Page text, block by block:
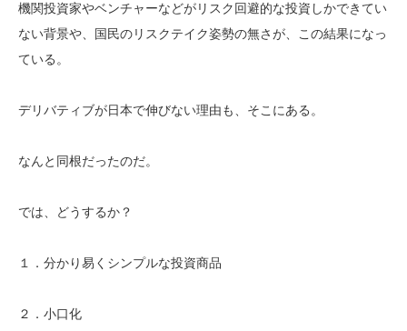
機関投資家やベンチャーなどがリスク回避的な投資しかできてい
ない背景や、国民のリスクテイク姿勢の無さが、この結果になっ
ている。
デリバティブが日本で伸びない理由も、そこにある。
なんと同根だったのだ。
では、どうするか？
１．分かり易くシンプルな投資商品
２．小口化